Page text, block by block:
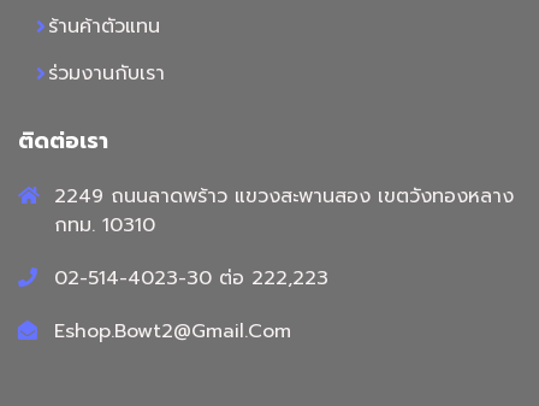
ร้านค้าตัวแทน
ร่วมงานกับเรา
ติดต่อเรา
2249 ถนนลาดพร้าว แขวงสะพานสอง เขตวังทองหลาง
กทม. 10310
02-514-4023-30 ต่อ 222,223
Eshop.Bowt2@Gmail.Com